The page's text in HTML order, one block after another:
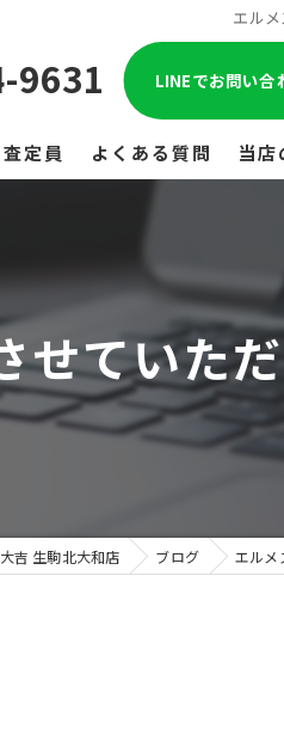
エル
9631 LINEでお問い合
査定員 よくある質問 当店
金
ブ
時計
出張
せていた
吉 生駒北大和店 ブログ エルメ